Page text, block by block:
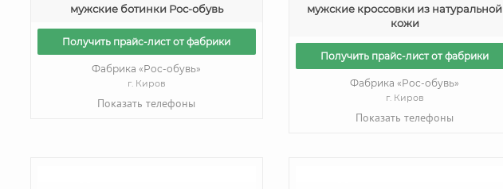
мужские ботинки Рос-обувь
Получить прайс-лист от фабрики
Фабрика «Рос-обувь»
г. Киров
Показать телефоны
мужские кроссовки из натуральной
кожи
Получить прайс-лист от фабрики
Фабрика «Рос-обувь»
г. Киров
Показать телефоны